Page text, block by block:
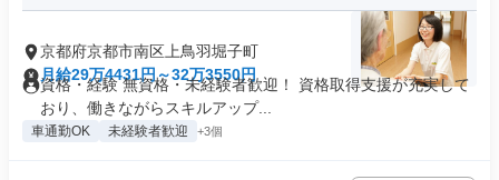
京都府京都市南区上鳥羽堀子町
月給29万4431円～32万3550円
資格・経験 無資格・未経験者歓迎！ 資格取得支援が充実して
おり、働きながらスキルアップ...
車通勤OK 未経験者歓迎 +3個